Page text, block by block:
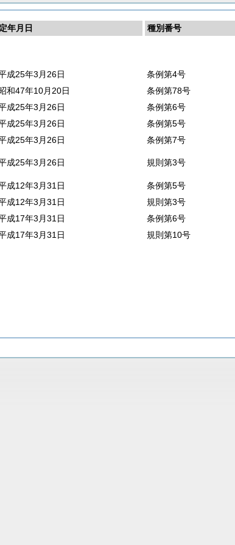
年月日
種別番号
成25年3月26日
条例第4号
和47年10月20日
条例第78号
成25年3月26日
条例第6号
成25年3月26日
条例第5号
成25年3月26日
条例第7号
成25年3月26日 規則第3号
成12年3月31日
条例第5号
成12年3月31日
規則第3号
成17年3月31日
条例第6号
成17年3月31日 規則第10号